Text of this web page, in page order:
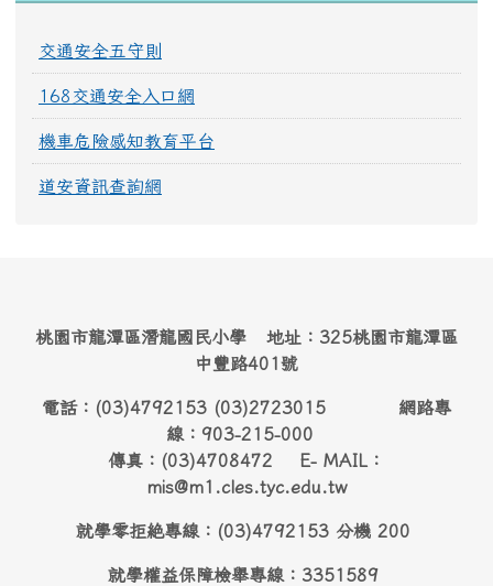
交通安全五守則
168交通安全入口網
機車危險感知教育平台
道安資訊查詢網
桃園市龍潭區潛龍國民小學 地址：325桃園市龍潭區
中豐路401號
電話：(03)4792153 (03)2723015 網路專
線：903-215-000
傳真：(03)4708472 E- MAIL：
mis@m1.cles.tyc.edu.tw
就學零拒絶專線：(03)4792153 分機 200
就學權益保障檢舉專線：3351589